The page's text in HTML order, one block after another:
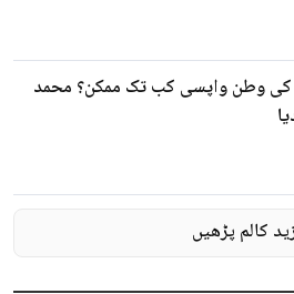
کی وطن واپسی کب تک ممکن؟ محمد
کالم پڑھیں